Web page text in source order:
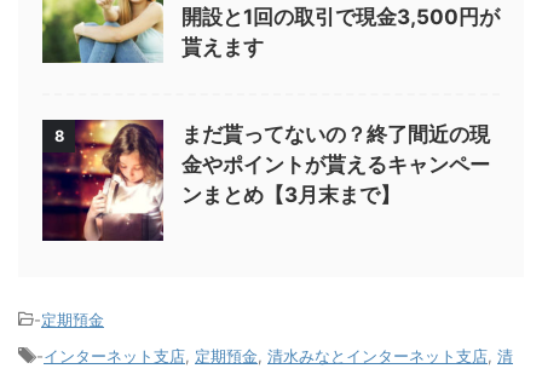
開設と1回の取引で現金3,500円が
貰えます
8
まだ貰ってないの？終了間近の現
金やポイントが貰えるキャンペー
ンまとめ【3月末まで】
-定期預金
-インターネット支店 定期預金 清水みなとインターネット支店 清